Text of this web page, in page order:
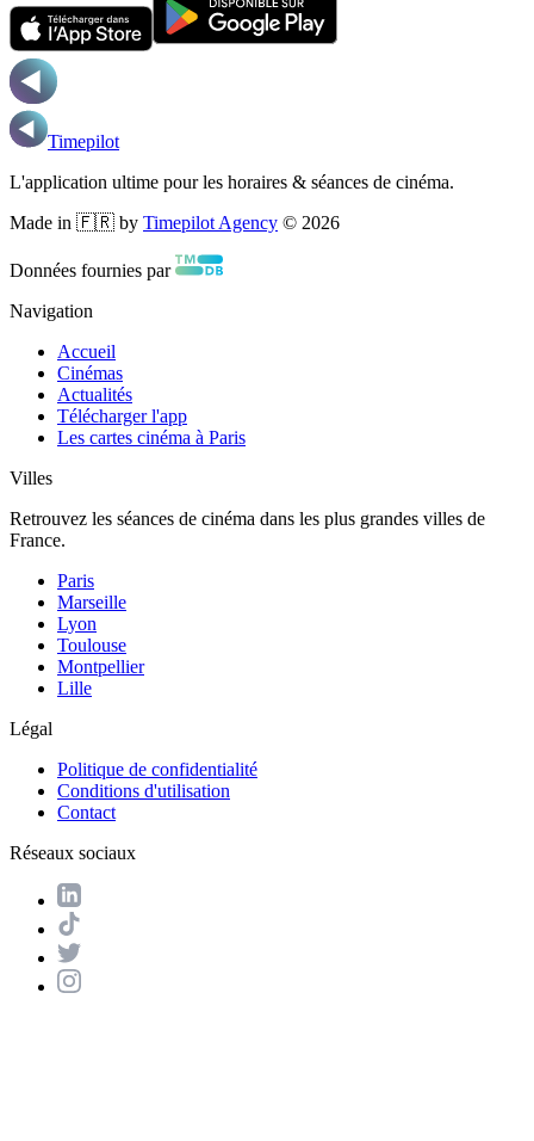
Timepilot
L'application ultime pour les horaires & séances de cinéma.
Made in 🇫🇷 by Timepilot Agency © 2026
Données fournies par
Navigation
Accueil
Cinémas
Actualités
Télécharger l'app
Les cartes cinéma à Paris
Villes
Retrouvez les séances de cinéma dans les plus grandes villes de
France.
Paris
Marseille
Lyon
Toulouse
Montpellier
Lille
Légal
Politique de confidentialité
Conditions d'utilisation
Contact
Réseaux sociaux